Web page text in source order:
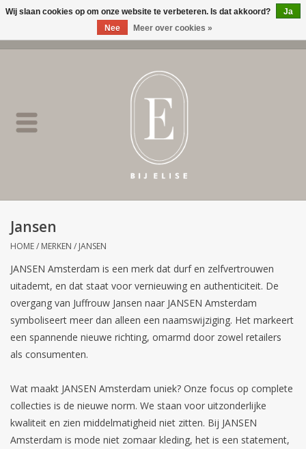
BIJ ELISE
SALE
Merken
Jansen
HOME/ MERKEN / JANSEN
JANSEN Amsterdam is een merk dat durf en zelfvertrouwen
uitademt, en dat staat voor vernieuwing en authenticiteit. De
overgang van Juffrouw Jansen naar JANSEN Amsterdam
symboliseert meer dan alleen een naamswijziging. Het markeert
een spannende nieuwe richting, omarmd door zowel retailers
als consumenten.
Wat maakt JANSEN Amsterdam uniek? Onze focus op complete
collecties is de nieuwe norm. We staan voor uitzonderlijke
kwaliteit en zien middelmatigheid niet zitten. Bij JANSEN
Amsterdam is mode niet zomaar kleding, het is een statement,
Wij slaan cookies op om onze website te verbeteren. Is dat akkoord?
Ja
Nee
Meer over cookies »